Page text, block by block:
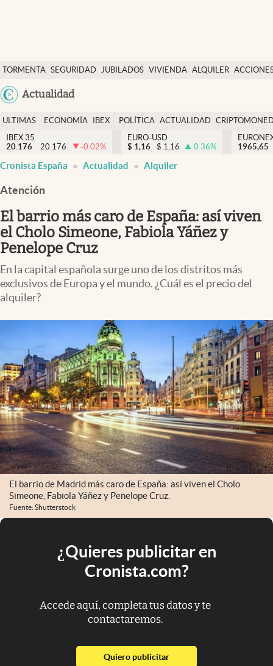
TORMENTA SEGURIDAD JUBILADOS VIVIENDA ALQUILER
USA
Actualidad
Economía y finanzas
Política
Actualidad
Criptomonedas
España
ULTIMAS
NOTICIAS
ECONOMÍA
FINANZAS
IBEX
EURO
POLÍTICA ACTUALIDAD
IBEX 35
20.176
20.176 -0.02%
EURO-USD
$ 1,16 $ 1,16 0.36%
1965,65
Cronista España Actualidad Alquiler
Atención
El barrio más caro de España: así viven
el Cholo Simeone, Fabiola Yáñez y
Penelope Cruz
En la capital española surge uno de los distritos más
exclusivos de Europa y el mundo. ¿Cuál es el precio del
alquiler?
El barrio de Madrid más caro de España: así viven el Cholo
Simeone, Fabiola Yáñez y Penelope Cruz.
Fuente: Shutterstock
¿Quieres publicitar en
Cronista.com?
Accede aquí, completa tus datos y te
contactaremos.
Quiero publicitarabre en nueva pestaña